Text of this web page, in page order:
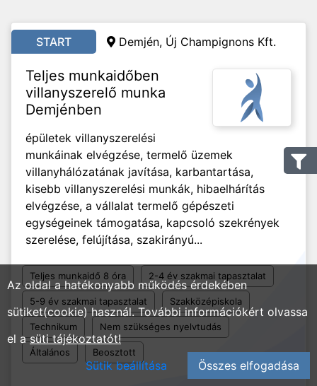
START Demjén, Új Champignons Kft.
Teljes munkaidőben
villanyszerelő munka
Demjénben
épületek villanyszerelési
munkáinak elvégzése, termelő üzemek
villanyhálózatának javítása, karbantartása,
kisebb villanyszerelési munkák, hibaelhárítás
elvégzése, a vállalat termelő gépészeti
egységeinek támogatása, kapcsoló szekrények
szerelése, felújítása, szakirányú...
Teljes munkaidő 8 óra 2-4 év szakmai tapasztalat
5-9 év szakmai tapasztalat Szakközépiskola
Technikum Nem szükséges nyelvtudás
Általános Beosztott
Az oldal a hatékonyabb működés érdekében
sütiket(cookie) használ. További információkért olvassa
el asüti tájékoztatót!
Sütik beállítása
Összes elfogadása